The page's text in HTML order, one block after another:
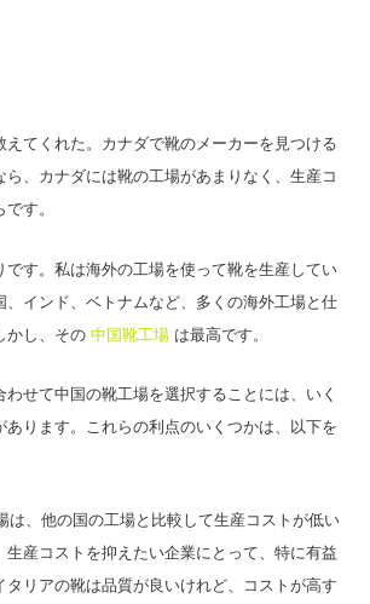
えてくれた。カナダで靴のメーカーを見つける
ら、カナダには靴の工場があまりなく、生産コ
す。
です。私は海外の工場を使って靴を生産してい
、インド、ベトナムなど、多くの海外工場と仕
かし、その 中国靴工場 は最高です。
せて中国の靴工場を選択することには、いく
あります。これらの利点のいくつかは、以下を
は、他の国の工場と比較して生産コストが低い
生産コストを抑えたい企業にとって、特に有益
タリアの靴は品質が良いけれど、コストが高す